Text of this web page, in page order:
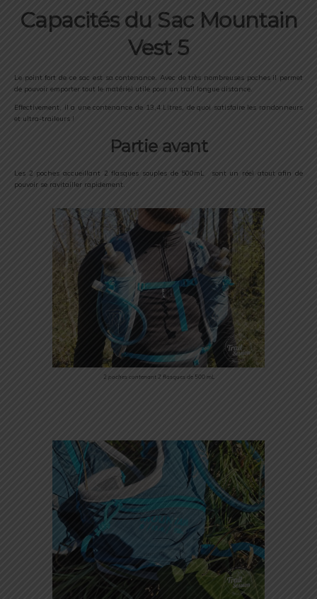
Capacités du Sac Mountain
Vest 5
Le point fort de ce sac est sa contenance. Avec de très nombreuses poches il permet
de pouvoir emporter tout le matériel utile pour un trail longue distance.
Effectivement, il a une contenance de 13,4 Litres, de quoi satisfaire les randonneurs
et ultra-traileurs !
Partie avant
Les 2 poches accueillant 2 flasques souples de 500mL sont un réel atout afin de
pouvoir se ravitailler rapidement.
2 poches contenant 2 flasques de 500 mL